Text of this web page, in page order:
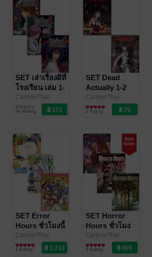
SET เล่าเรื่องผีที่
โรงเรียน เล่ม 1-
3 จบ
CartoonThai
/ Siam Inter
Comics
การ์ตูนทั่วไป
No Rating
SET Dead
Actually 1-2
CartoonThai
Studio,เอนก ร้อย
แก้ว/ Siam Inter
การ์ตูนทั่วไป
1 Rating
SET Error
Hours ชั่วโมงนี้
มีรั่ว เล่ม 1-17
CartoonThai
Studio/ Siam Inter
Comics
การ์ตูนทั่วไป
1 Rating
SET Horror
Hours ชั่วโมง
สยอง เล่ม 1-23
CartoonThai
Studio/ Siam Inter
Comics
การ์ตูนทั่วไป
9 Rating